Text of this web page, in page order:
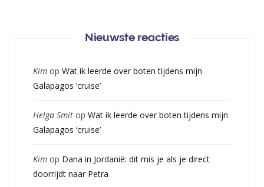
Nieuwste reacties
Kim op Wat ik leerde over boten tijdens mijn
Galapagos ‘cruise’
Helga Smit op Wat ik leerde over boten tijdens mijn
Galapagos ‘cruise’
Kim op Dana in Jordanië: dit mis je als je direct
doorrijdt naar Petra